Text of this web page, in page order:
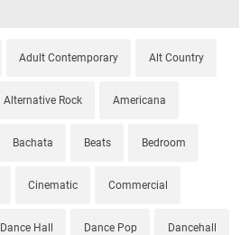
Adult Contemporary Alt Country
Alternative Rock Americana
Bachata Beats Bedroom
Cinematic Commercial
Dance Hall Dance Pop Dancehall